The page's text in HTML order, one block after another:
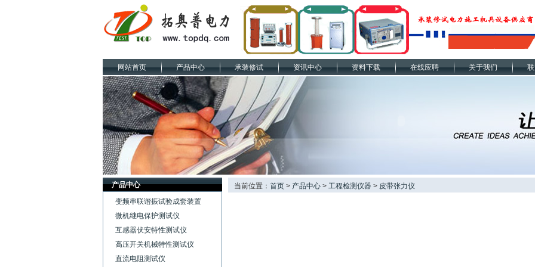
网站首页 产品中心 承装修试 资讯中心 资料下载 在线应聘 关于我们
产品中心
变频串联谐振试验成套装置
微机继电保护测试仪
互感器伏安特性测试仪
高压开关机械特性测试仪
直流电阻测试仪
当前位置： 首页 > 产品中心 > 工程检测仪器 > 皮带张力仪